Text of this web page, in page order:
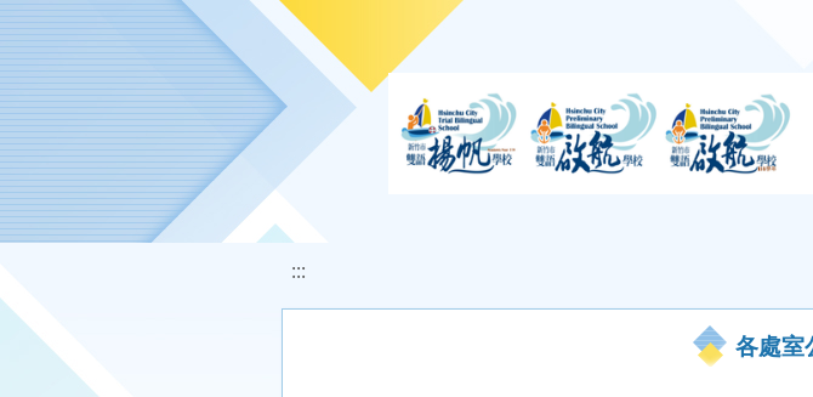
移至網頁之主要內容區位置
:::
各處室